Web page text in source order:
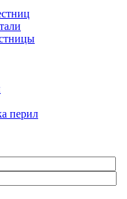
перил